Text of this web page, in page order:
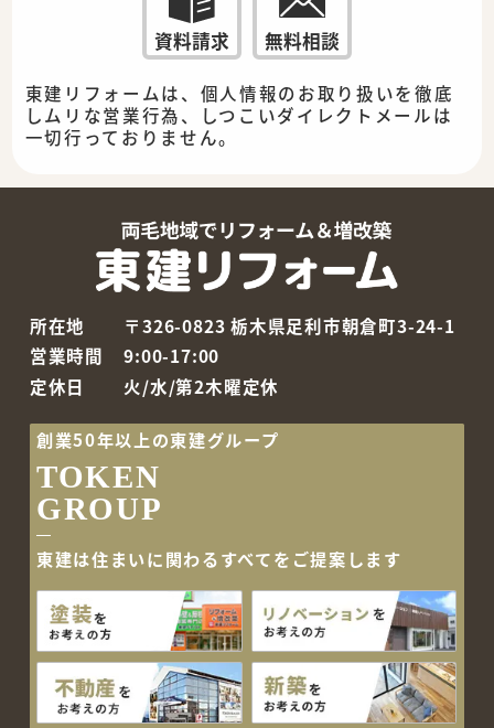
資料請求 無料相談
東建リフォームは、個人情報のお取り扱いを徹底
しムリな営業行為、しつこいダイレクトメールは
一切行っておりません。
所在地
〒326-0823 栃木県足利市朝倉町3-24-1
営業時間
9:00-17:00
定休日
火/水/第2木曜定休
創業50年以上の東建グループ
TOKEN
GROUP
東建は住まいに関わるすべてをご提案します